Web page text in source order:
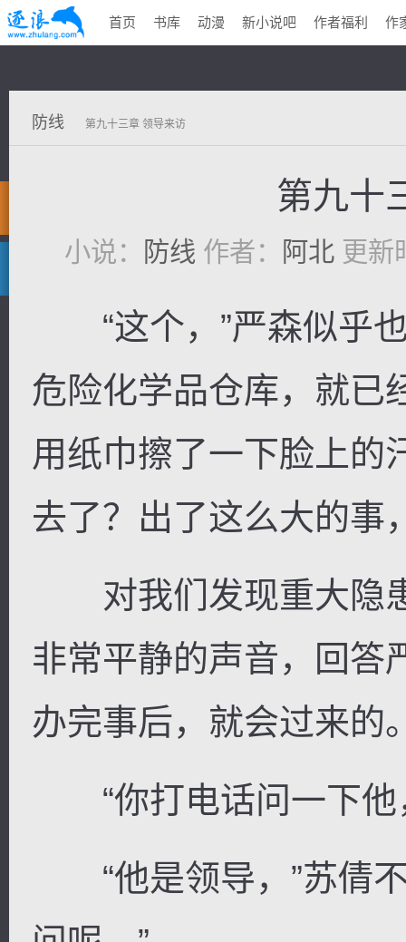
首页 书库 动漫 新小说吧 作者福利 作
防线 第九十三章 领导来访
第九十
小说： 防线 作者： 阿北 更新
“这个，”严森似乎也
危险化学品仓库，就已
用纸巾擦了一下脸上的
去了？出了这么大的事
对我们发现重大隐
非常平静的声音，回答
办完事后，就会过来的
“你打电话问一下他
“他是领导，”苏倩不